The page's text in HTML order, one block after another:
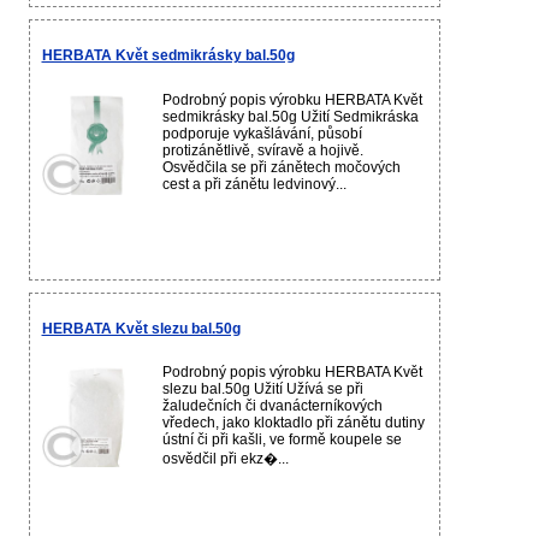
HERBATA Květ sedmikrásky bal.50g
Podrobný popis výrobku HERBATA Květ
sedmikrásky bal.50g Užití Sedmikráska
podporuje vykašlávání, působí
protizánětlivě, svíravě a hojivě.
Osvědčila se při zánětech močových
cest a při zánětu ledvinový...
HERBATA Květ slezu bal.50g
Podrobný popis výrobku HERBATA Květ
slezu bal.50g Užití Užívá se při
žaludečních či dvanácterníkových
vředech, jako kloktadlo při zánětu dutiny
ústní či při kašli, ve formě koupele se
osvědčil při ekz�...